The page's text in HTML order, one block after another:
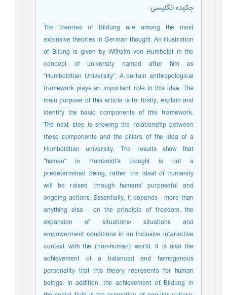
چکیده انگلیسی:
The theories of Bildung are among the most
extensive theories in German thought. An illustration
of Bilung is given by Wilhelm von Humboldt in the
concept of university named after him as
“Humboldtian University”. A certain anthropological
framework plays an important role in this idea. The
main purpose of this article is to, firstly, explain and
identify the basic components of this framework.
The next step is showing the relationship between
these components and the pillars of the idea of a
Humboldtian university. The results show that
"human" in Humboldt's thought is not a
predetermined being, rather the ideal of humanity
will be raised through humans' purposeful and
ongoing actions. Essentially, it depends - more than
anything else - on the principle of freedom, the
expansion of situations/ situations and
empowerment conditions in an inclusive interactive
context with the (non-human) world. It is also the
achievement of a balanced and homogenous
personality that this theory represents for human
beings. In addition, the achievement of Bildung in